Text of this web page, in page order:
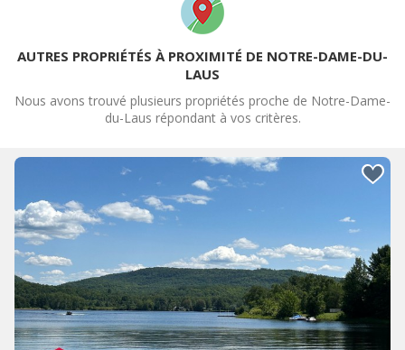
AUTRES PROPRIÉTÉS À PROXIMITÉ DE NOTRE-DAME-DU-
LAUS
Nous avons trouvé plusieurs propriétés proche de Notre-Dame-
du-Laus répondant à vos critères.